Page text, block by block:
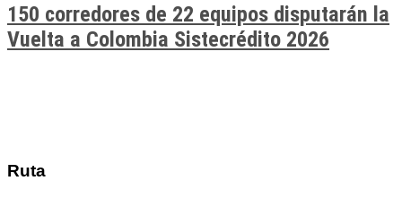
150 corredores de 22 equipos disputarán la
Vuelta a Colombia Sistecrédito 2026
Ruta